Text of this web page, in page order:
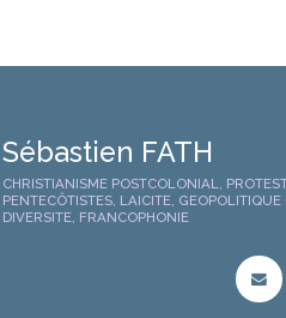
Sébastien FATH
CHRISTIANISME POSTCOLONIAL,
PENTECÔTISTES, LAICITE,
DIVERSITE, FRANCOPHONIE